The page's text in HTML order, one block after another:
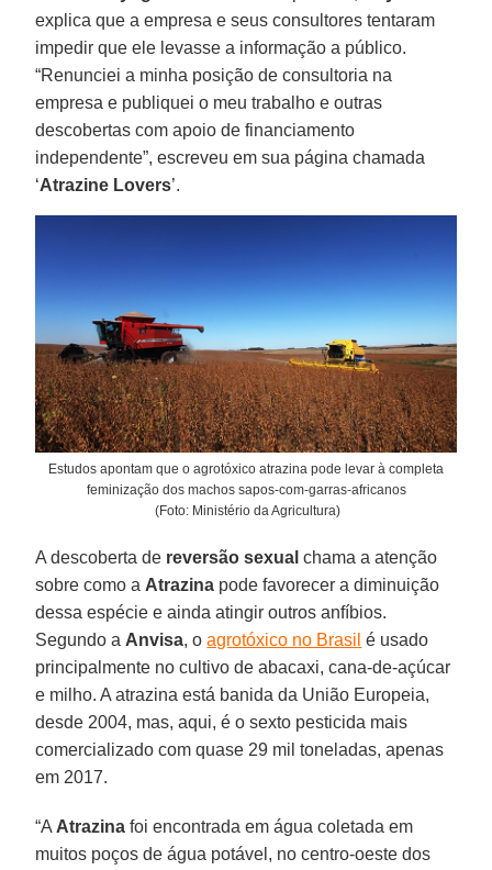
explica que a empresa e seus consultores tentaram
impedir que ele levasse a informação a público.
“Renunciei a minha posição de consultoria na
empresa e publiquei o meu trabalho e outras
descobertas com apoio de financiamento
independente”, escreveu em sua página chamada
‘Atrazine Lovers’.
Estudos apontam que o agrotóxico atrazina pode levar à completa
feminização dos machos sapos-com-garras-africanos
(Foto: Ministério da Agricultura)
A descoberta de reversão sexual chama a atenção
sobre como a Atrazina pode favorecer a diminuição
dessa espécie e ainda atingir outros anfíbios.
Segundo a Anvisa, oagrotóxico no Brasil é usado
principalmente no cultivo de abacaxi, cana-de-açúcar
e milho. A atrazina está banida da União Europeia,
desde 2004, mas, aqui, é o sexto pesticida mais
comercializado com quase 29 mil toneladas, apenas
em 2017.
“A Atrazina foi encontrada em água coletada em
muitos poços de água potável, no centro-oeste dos